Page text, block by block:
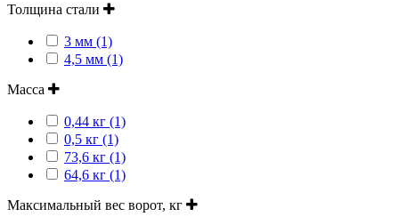
Толщина стали
3 мм (1)
4,5 мм (1)
Масса
0,44 кг (1)
0,5 кг (1)
73,6 кг (1)
64,6 кг (1)
Максимальный вес ворот, кг